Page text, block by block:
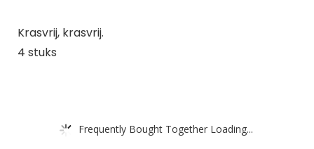
Krasvrij, krasvrij.
4 stuks
Frequently Bought Together Loading...